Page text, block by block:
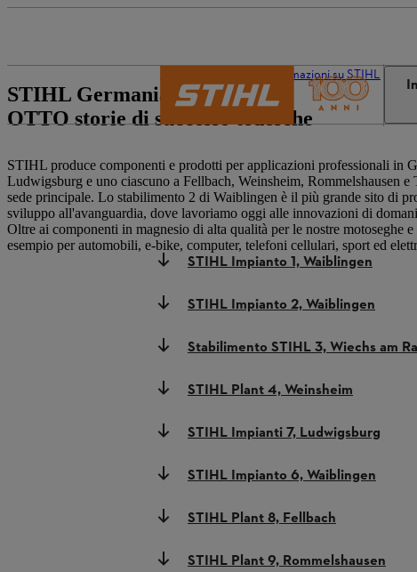
Informazioni su STIHL
STIHL Germania:
OTTO storie di successo tedesche
STIHL produce componenti e prodotti per applicazioni professionali in
Ludwigsburg e uno ciascuno a Fellbach, Weinsheim,
sede principale. Lo stabilimento 2 di Waiblingen è il più grande sito di
sviluppo all'avanguardia, dove lavoriamo oggi alle innovazioni di
Oltre ai componenti in magnesio di alta qualità per le nostre motoseghe
esempio per automobili, e-bike, computer, telefoni cellulari, sport ed
STIHL Impianto 1, Waiblingen
STIHL Impianto 2, Waiblingen
Stabilimento STIHL 3, Wiechs am
STIHL Plant 4, Weinsheim
STIHL Impianti 7, Ludwigsburg
STIHL Impianto 6, Waiblingen
STIHL Plant 8, Fellbach
STIHL Plant 9, Rommelshausen